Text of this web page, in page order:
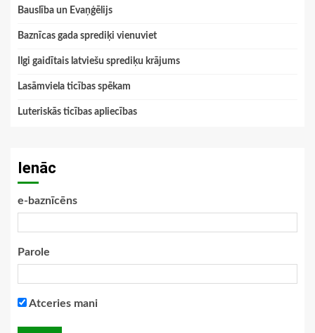
Bauslība un Evaņģēlijs
Baznīcas gada sprediķi vienuviet
Ilgi gaidītais latviešu sprediķu krājums
Lasāmviela ticības spēkam
Luteriskās ticības apliecības
Ienāc
e-baznīcēns
Parole
Atceries mani